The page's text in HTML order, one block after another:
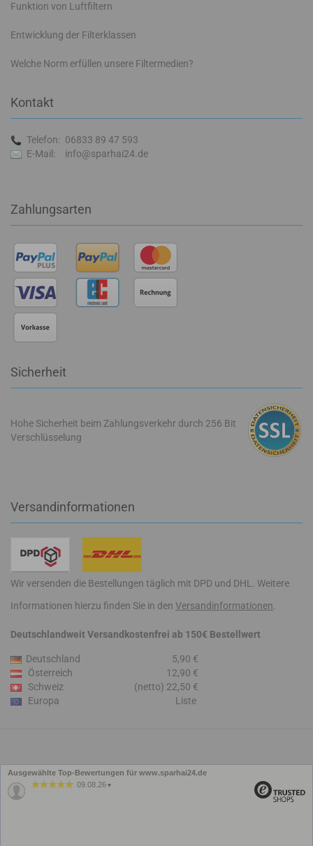
Funktion von Luftfiltern
Entwicklung der Filterklassen
Welche Norm erfüllen unsere Filtermedien?
Kontakt
Telefon: 06833 89 47 593
E-Mail:
info@sparhai24.de
Zahlungsarten
Sicherheit
Hohe Sicherheit beim Zahlungsverkehr durch 256 Bit
Verschlüsselung
Versandinformationen
Wir versenden die Bestellungen täglich mit DPD und DHL. Weitere
Informationen hierzu finden Sie in den Versandinformationen
Deutschlandweit Versandkostenfrei ab 150€ Bestellwert
Deutschland
5,90 €
Österreich
12,90 €
Schweiz
(netto) 22,50 €
Europa
Liste
Ausgewählte Top-Bewertungen für www.sparhai24.de
09.08.26 ▼